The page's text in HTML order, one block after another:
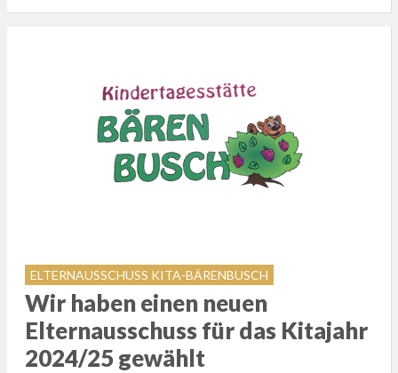
ELTERNAUSSCHUSS KITA-BÄRENBUSCH
Wir haben einen neuen
Elternausschuss für das Kitajahr
2024/25 gewählt